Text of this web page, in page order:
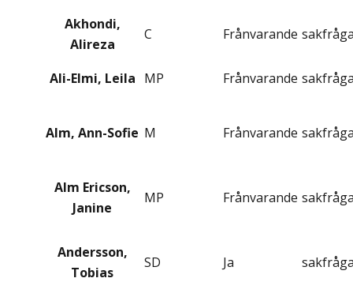
Akhondi,
Alireza
C Frånvarande
Ali-Elmi, Leila MP Frånvarande
Alm, Ann-Sofie M Frånvarande
Alm Ericson,
Janine
MP Frånvarande
Andersson,
Tobias
SD Ja